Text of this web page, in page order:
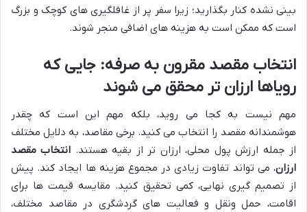
بینی نشده کنار بگذارید؛ زیرا سفر پر از غافلگیری های کوچک و بزرگ
است که ممکن است به هزینه های اضافی منجر شوند.
انتخاب مقصد مقرون به صرفه: جایی که
رویاها ارزان تر محقق می شوند
مهم نیست به کجا می روید، بلکه مهم این است که چقدر
هوشمندانه مقصد را انتخاب می کنید. برخی مقاصد، به دلایل مختلف
از جمله ارزش پول محلی، ارزان تر از بقیه هستند. انتخاب مقصد
ارزان، می تواند تفاوت زیادی در مجموع هزینه ها ایجاد کند. پیش
از تصمیم گیری نهایی، کمی تحقیق کنید. مقایسه قیمت ها برای
اقامت، حمل ونقل و فعالیت های گردشگری در مقاصد مختلف،